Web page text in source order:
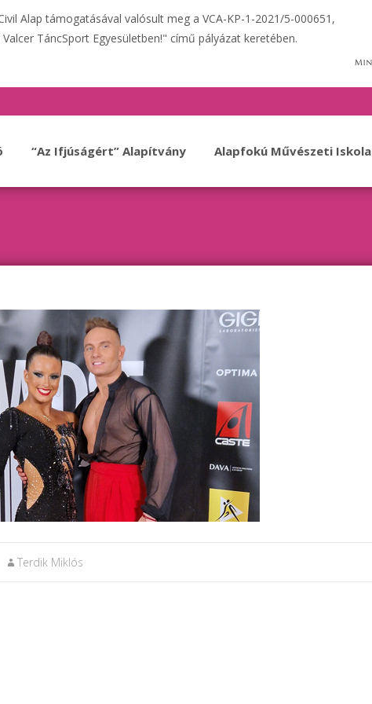
Alap támogatásával valósult meg a VCA-KP-1-2021/5-000651,
TáncSport Egyesületben!" című pályázat keretében.
“Az Ifjúságért” Alapítvány Alapfokú Művészeti Iskola
Terdik Miklós